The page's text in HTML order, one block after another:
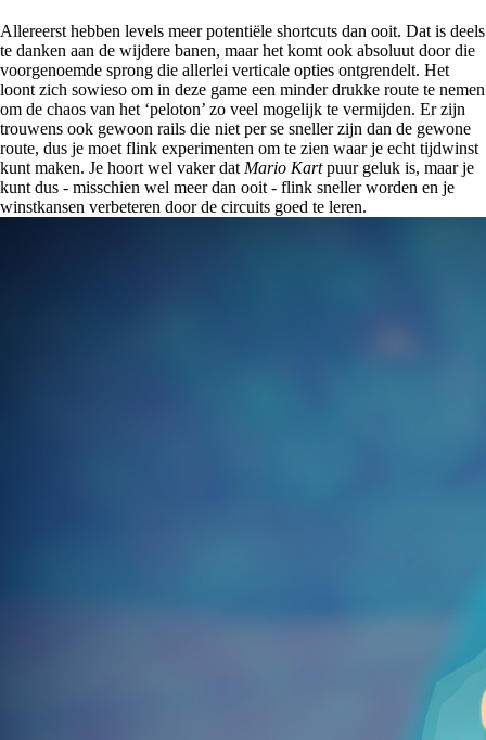
Allereerst hebben levels meer potentiële shortcuts dan ooit. Dat is deels
te danken aan de wijdere banen, maar het komt ook absoluut door die
voorgenoemde sprong die allerlei verticale opties ontgrendelt. Het
loont zich sowieso om in deze game een minder drukke route te nemen
om de chaos van het ‘peloton’ zo veel mogelijk te vermijden. Er zijn
trouwens ook gewoon rails die niet per se sneller zijn dan de gewone
route, dus je moet flink experimenten om te zien waar je echt tijdwinst
kunt maken. Je hoort wel vaker dat Mario Kartpuur geluk is, maar je
kunt dus - misschien wel meer dan ooit - flink sneller worden en je
winstkansen verbeteren door de circuits goed te leren.